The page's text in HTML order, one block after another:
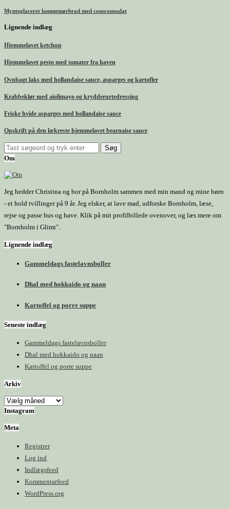
Mynteglaceret lammemørbrad med couscoussalat
Lignende indlæg
Hjemmelavet ketchup
Hjemmelavet pesto med tomater fra haven
Ovnbagt laks med hollandaise sauce, asparges og kartofler
Krabbeklør med aiolimayo og krydderurtedressing
Friske hvide asparges med hollandaise sauce
Opskrift på den lækreste hjemmelavet bearnaise sauce
Om
Jeg hedder Christina og bor på Bornholm sammen med min mand og mine børn
- et hold tvillinger på 9 år. Jeg elsker, at lave mad, udforske Bornholm, læse,
rejse og passe hus og have. Klik på mit profilbillede ovenover, og læs mere om
"Bornholm i Glimt".
Lignende indlæg
Gammeldags fastelavnsboller
Dhal med hokkaido og naan
Kartoffel og porre suppe
Seneste indlæg
Gammeldags fastelavnsboller
Dhal med hokkaido og naan
Kartoffel og porre suppe
Arkiv
Arkiv
Instagram
Meta
Registrer
Log ind
Indlægsfeed
Kommentarfeed
WordPress.org